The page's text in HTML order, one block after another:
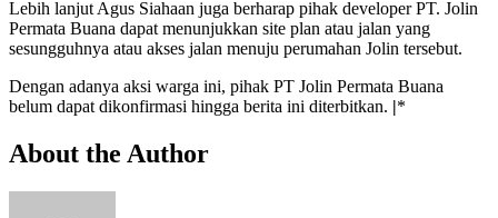
Lebih lanjut Agus Siahaan juga berharap pihak developer PT. Jolin
Permata Buana dapat menunjukkan site plan atau jalan yang
sesungguhnya atau akses jalan menuju perumahan Jolin tersebut.
Dengan adanya aksi warga ini, pihak PT Jolin Permata Buana
belum dapat dikonfirmasi hingga berita ini diterbitkan. |*
About the Author